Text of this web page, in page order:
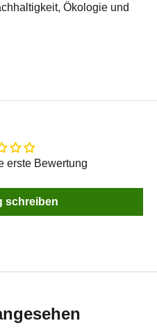
Ökologie und
erste Bewertung
schreiben